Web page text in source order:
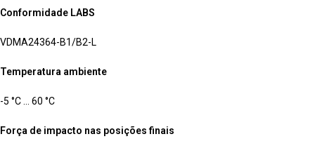
Conformidade LABS
VDMA24364-B1/B2-L
Temperatura ambiente
-5 °C … 60 °C
Força de impacto nas posições finais